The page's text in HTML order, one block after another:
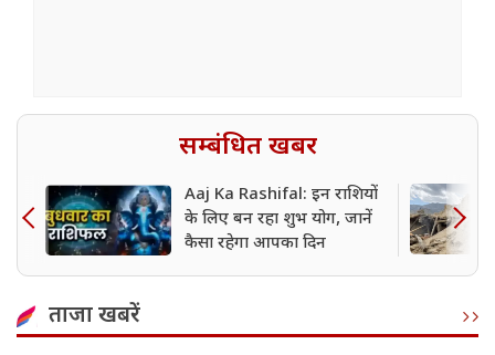
सम्बंधित खबर
Aaj Ka Rashifal: इन राशियों
के लिए बन रहा शुभ योग, जानें
कैसा रहेगा आपका दिन
ताजा खबरें